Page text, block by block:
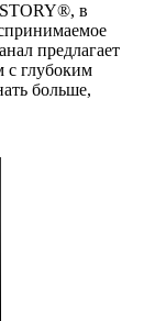
в
предлагает
с глубоким
больше,